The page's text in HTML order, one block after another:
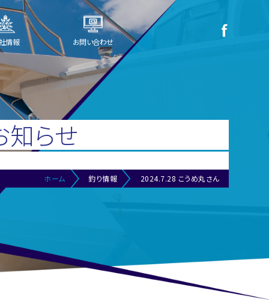
情報 お問い合わせ
知らせ
ホーム 釣り情報 2024.7.28 こうめ丸さん